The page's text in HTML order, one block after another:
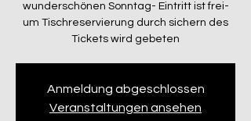
wunderschönen Sonntag- Eintritt ist frei-
um Tischreservierung durch sichern des
Tickets wird gebeten
Anmeldung abgeschlossen
Veranstaltungen ansehen